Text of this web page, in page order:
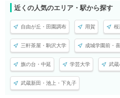
近くの人気のエリア・駅から探す
自由が丘・田園調布 用賀 桜
三軒茶屋・駒沢大学 成城学園前・
旗の台・中延 学芸大学 武蔵
武蔵新田・池上・下丸子